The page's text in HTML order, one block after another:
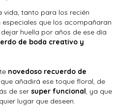
vida, tanto para los recién
que los acompañaran
huella por años de ese día
de boda creativo y
novedoso recuerdo de
añadirá ese toque floral, de
de ser super funcional, ya que
lugar que deseen.